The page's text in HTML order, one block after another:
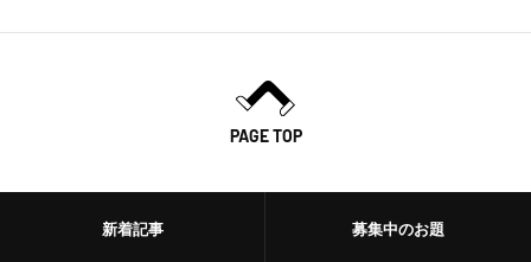
PAGE TOP
新着記事 募集中のお題